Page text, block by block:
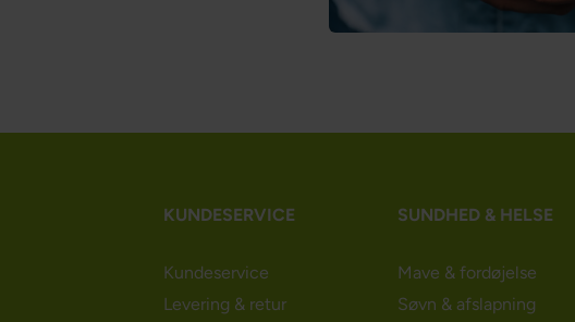
KUNDESERVICE
Kundeservice
Levering & retur
SUNDHED & HELSE
Mave & fordøjelse
Søvn & afslapning